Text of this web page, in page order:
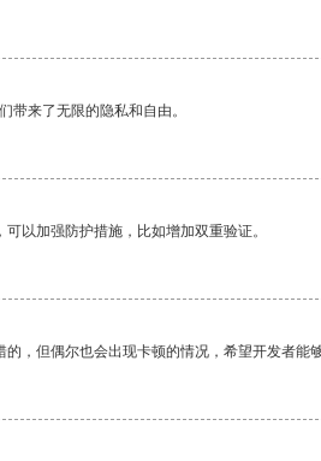
带来了无限的隐私和自由。
以加强防护措施，比如增加双重验证。
，但偶尔也会出现卡顿的情况，希望开发者能够